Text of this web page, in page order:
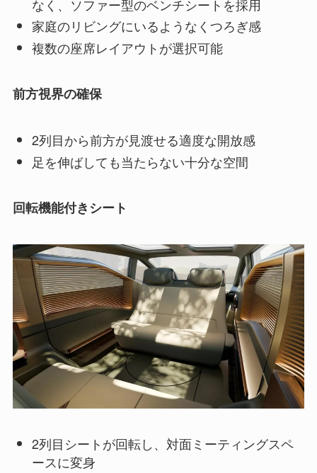
なく、ソファー型のベンチシートを採用
家庭のリビングにいるようなくつろぎ感
複数の座席レイアウトが選択可能
前方視界の確保
2列目から前方が見渡せる適度な開放感
足を伸ばしても当たらない十分な空間
回転機能付きシート
2列目シートが回転し、対面ミーティングスペ
ースに変身